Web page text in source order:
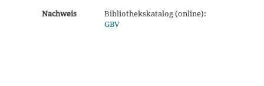
Nachweis
Bibliothekskatalog (online):
GBV